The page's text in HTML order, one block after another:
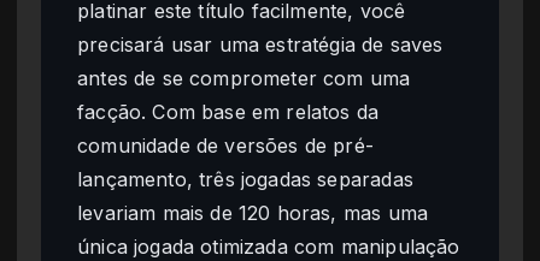
platinar este título facilmente, você
precisará usar uma estratégia de saves
antes de se comprometer com uma
facção. Com base em relatos da
comunidade de versões de pré-
lançamento, três jogadas separadas
levariam mais de 120 horas, mas uma
única jogada otimizada com manipulação